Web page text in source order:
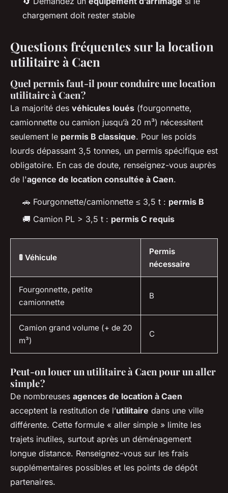
chargement doit rester stable
Questions fréquentes sur la location
utilitaire à Caen
Quel permis faut-il pour conduire une location
utilitaire à Caen ?
La majorité des véhicules loués (fourgonnette,
camionnette ou camion jusqu’à 20 m³) nécessitent
seulement le permis B classique. Pour les poids
lourds dépassant 3,5 tonnes, un permis spécifique est
obligatoire. En cas de doute, renseignez-vous auprès
de l'agence de location consultée à Caen.
🚗 Fourgonnette/camionnette ≤ 3,5 t : permis B
🚚 Camion PL > 3,5 t : permis C requis
🚦 Véhicule
Permis
nécessaire
Fourgonnette, petite
camionnette
B
Camion grand volume (+ de 20
m³)
C
Peut-on louer un utilitaire à Caen pour un aller
simple ?
De nombreuses agences de location à Caen
acceptent la restitution de l’utilitaire dans une ville
différente. Cette formule « aller simple » limite les
trajets inutiles, surtout après un déménagement
longue distance. Renseignez-vous sur les frais
supplémentaires possibles et les points de dépôt
partenaires.